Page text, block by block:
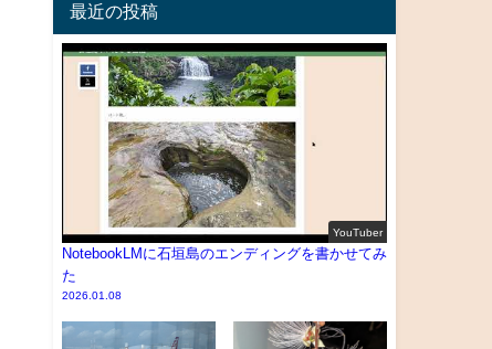
最近の投稿
YouTuber
NotebookLMに石垣島のエンディングを書かせてみ
た
2026.01.08